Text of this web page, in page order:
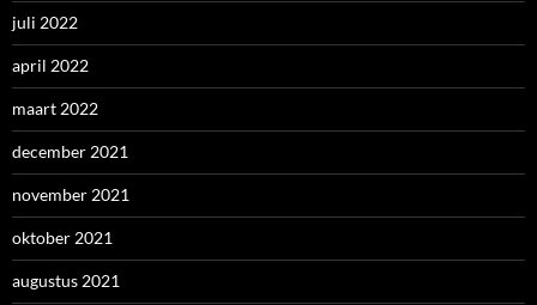
juli 2022
april 2022
maart 2022
december 2021
november 2021
oktober 2021
augustus 2021